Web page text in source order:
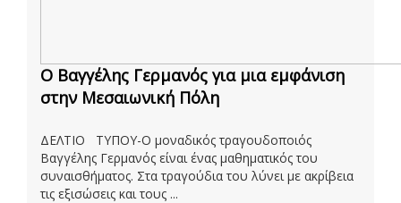
O Βαγγέλης Γερμανός για μια εμφάνιση
στην Μεσαιωνική Πόλη
ΔΕΛΤΙΟ ΤΥΠΟΥ-Ο μοναδικός τραγουδοποιός
Βαγγέλης Γερμανός είναι ένας μαθηματικός του
συναισθήματος. Στα τραγούδια του λύνει με ακρίβεια
τις εξισώσεις και τους ...